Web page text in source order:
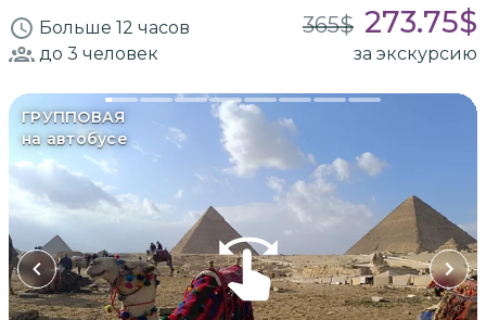
Больше 12 часов 365$ 273.75$
до 3 человек за экскурсию
ГРУППОВАЯ
на автобусе